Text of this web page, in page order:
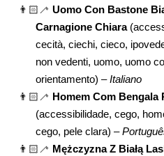
👨🏻‍🦯 Uomo Con Bastone
Carnagione Chiara
cecità, ciechi, cieco,
non vedenti, uomo, uomo
orientamento) –Italiano
👨🏻‍🦯 Homem Com Bengala
(accessibilidade, cego,
cego, pele clara) –
👨🏻‍🦯 Mężczyzna Z Białą